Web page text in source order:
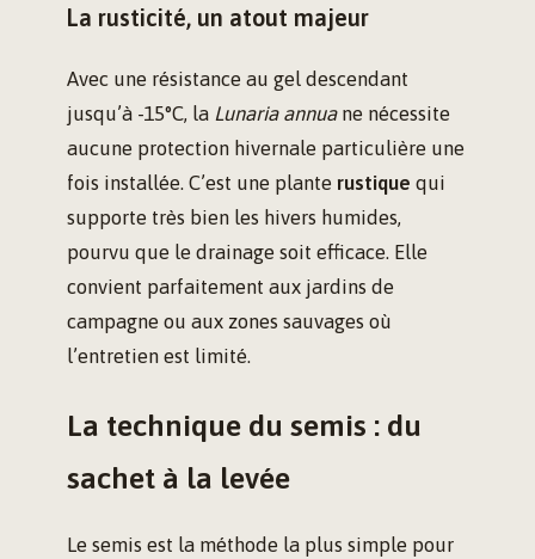
La rusticité, un atout majeur
Avec une résistance au gel descendant
jusqu’à -15°C, la Lunaria annuane nécessite
aucune protection hivernale particulière une
fois installée. C’est une plante rustique qui
supporte très bien les hivers humides,
pourvu que le drainage soit efficace. Elle
convient parfaitement aux jardins de
campagne ou aux zones sauvages où
l’entretien est limité.
La technique du semis : du
sachet à la levée
Le semis est la méthode la plus simple pour